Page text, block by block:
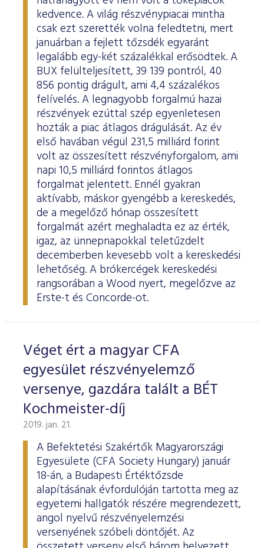
ESG Útmutató
kedvence. A világ részvénypiacai mintha
csak ezt szerették volna feledtetni, mert
januárban a fejlett tőzsdék egyaránt
legalább egy-két százalékkal erősödtek. A
BUX felülteljesített, 39 139 pontról, 40
856 pontig drágult, ami 4,4 százalékos
felívelés. A legnagyobb forgalmú hazai
részvények ezúttal szép egyenletesen
hozták a piac átlagos drágulását. Az év
első havában végül 231,5 milliárd forint
volt az összesített részvényforgalom, ami
napi 10,5 milliárd forintos átlagos
forgalmat jelentett. Ennél gyakran
aktívabb, máskor gyengébb a kereskedés,
de a megelőző hónap összesített
forgalmát azért meghaladta ez az érték,
igaz, az ünnepnapokkal teletűzdelt
decemberben kevesebb volt a kereskedési
lehetőség. A brókercégek kereskedési
rangsorában a Wood nyert, megelőzve az
Erste-t és Concorde-ot.
Véget ért a magyar CFA
egyesület részvényelemző
versenye, gazdára talált a BÉT
Kochmeister-díj
2019. jan. 21.
A Befektetési Szakértők Magyarországi
Egyesülete (CFA Society Hungary) január
18-án, a Budapesti Értéktőzsde
alapításának évfordulóján tartotta meg az
egyetemi hallgatók részére megrendezett,
angol nyelvű részvényelemzési
versenyének szóbeli döntőjét. Az